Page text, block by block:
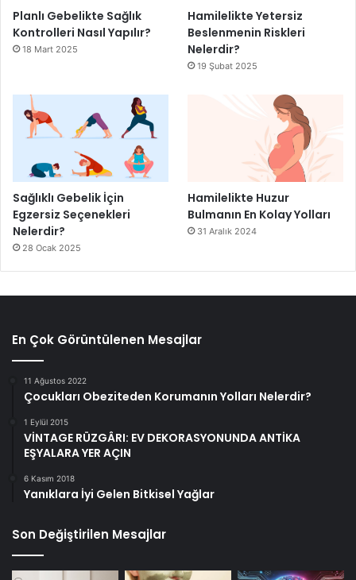
Planlı Gebelikte Sağlık
Kontrolleri Nasıl Yapılır?
18 Mart 2025
Hamilelikte Yetersiz
Beslenmenin Riskleri
Nelerdir?
19 Şubat 2025
Sağlıklı Gebelik İçin
Egzersiz Seçenekleri
Nelerdir?
28 Ocak 2025
Hamilelikte Huzur
Bulmanın En Kolay Yolları
31 Aralık 2024
En Çok Görüntülenen Mesajlar
11 Ağustos 2022
Çocukları Obeziteden Korumanın Yolları Nelerdir?
1 Eylül 2015
VİNTAGE RÜZGÂRI: EV DEKORASYONUNDA ANTİKA
EŞYALARA YER AÇIN
6 Kasım 2018
Yanıklara İyi Gelen Bitkisel Yağlar
Son Değiştirilen Mesajlar